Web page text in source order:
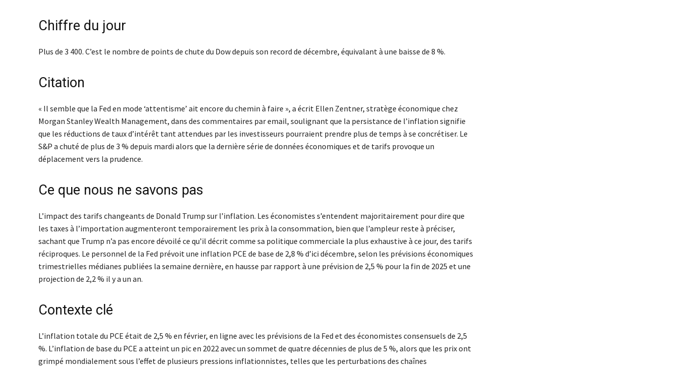
Chiffre du jour
Plus de 3 400. C’est le nombre de points de chute du Dow depuis son record de décembre, équivalant à une baisse de 8 %.
Citation
« Il semble que la Fed en mode ‘attentisme’ ait encore du chemin à faire », a écrit Ellen Zentner, stratège économique chez
Morgan Stanley Wealth Management, dans des commentaires par email, soulignant que la persistance de l’inflation signifie
que les réductions de taux d’intérêt tant attendues par les investisseurs pourraient prendre plus de temps à se concrétiser. Le
S&P a chuté de plus de 3 % depuis mardi alors que la dernière série de données économiques et de tarifs provoque un
déplacement vers la prudence.
Ce que nous ne savons pas
L’impact des tarifs changeants de Donald Trump sur l’inflation. Les économistes s’entendent majoritairement pour dire que
les taxes à l’importation augmenteront temporairement les prix à la consommation, bien que l’ampleur reste à préciser,
sachant que Trump n’a pas encore dévoilé ce qu’il décrit comme sa politique commerciale la plus exhaustive à ce jour, des tarifs
réciproques. Le personnel de la Fed prévoit une inflation PCE de base de 2,8 % d’ici décembre, selon les prévisions économiques
trimestrielles médianes publiées la semaine dernière, en hausse par rapport à une prévision de 2,5 % pour la fin de 2025 et une
projection de 2,2 % il y a un an.
Contexte clé
L’inflation totale du PCE était de 2,5 % en février, en ligne avec les prévisions de la Fed et des économistes consensuels de 2,5
%. L’inflation de base du PCE a atteint un pic en 2022 avec un sommet de quatre décennies de plus de 5 %, alors que les prix ont
grimpé mondialement sous l’effet de plusieurs pressions inflationnistes, telles que les perturbations des chaînes